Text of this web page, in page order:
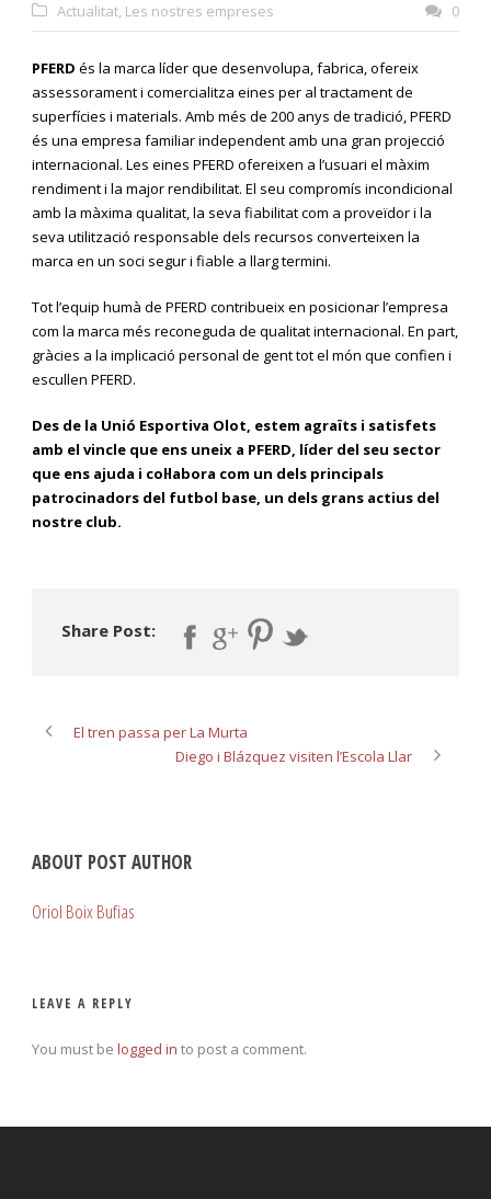
Actualitat, Les nostres empreses 0
PFERD és la marca líder que desenvolupa, fabrica, ofereix
assessorament i comercialitza eines per al tractament de
superfícies i materials. Amb més de 200 anys de tradició, PFERD
és una empresa familiar independent amb una gran projecció
internacional. Les eines PFERD ofereixen a l’usuari el màxim
rendiment i la major rendibilitat. El seu compromís incondicional
amb la màxima qualitat, la seva fiabilitat com a proveïdor i la
seva utilització responsable dels recursos converteixen la
marca en un soci segur i fiable a llarg termini.
Tot l’equip humà de PFERD contribueix en posicionar l’empresa
com la marca més reconeguda de qualitat internacional. En part,
gràcies a la implicació personal de gent tot el món que confien i
escullen PFERD.
Des de la Unió Esportiva Olot, estem agraïts i satisfets
amb el vincle que ens uneix a PFERD, líder del seu sector
que ens ajuda i col·labora com un dels principals
patrocinadors del futbol base, un dels grans actius del
nostre club.
Share Post:
El tren passa per La Murta
Diego i Blázquez visiten l’Escola Llar
ABOUT POST AUTHOR
Oriol Boix Bufias
LEAVE A REPLY
You must be logged in to post a comment.